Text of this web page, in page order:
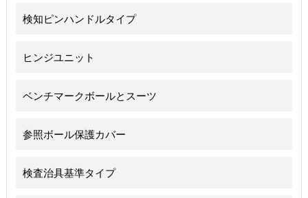
検知ピンハンドルタイプ
ヒンジユニット
ベンチマークボールとスーツ
参照ボール保護カバー
検査治具基準タイプ